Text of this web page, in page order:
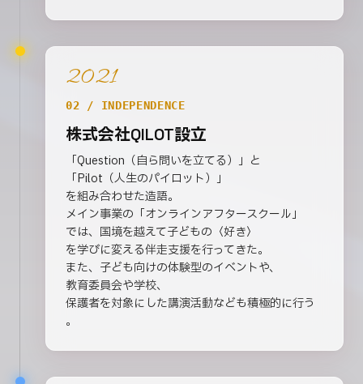
2021
02 / INDEPENDENCE
株式会社QILOT設立
「Question（自ら問いを立てる）」と
「Pilot（人生のパイロット）」
を組み合わせた造語。
メイン事業の「オンラインアフタースクール」
では、国境を越えて子どもの〈好き〉
を学びに変える伴走支援を行ってきた。
また、子ども向けの体験型のイベントや、
教育委員会や学校、
保護者を対象にした講演活動なども積極的に行う
。